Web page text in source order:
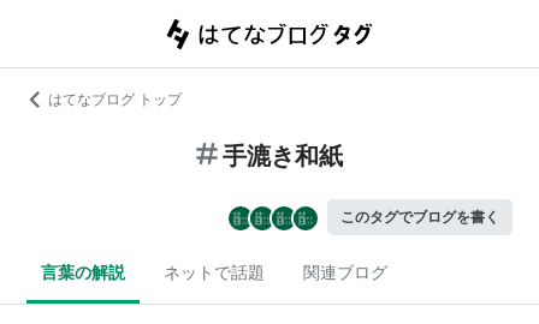
はてなブログ トップ
手漉き和紙
このタグでブログを書く
言葉の解説 ネットで話題 関連ブログ